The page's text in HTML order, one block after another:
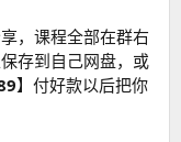
，课程全部在群右
存到自己网盘，或
】付好款以后把你